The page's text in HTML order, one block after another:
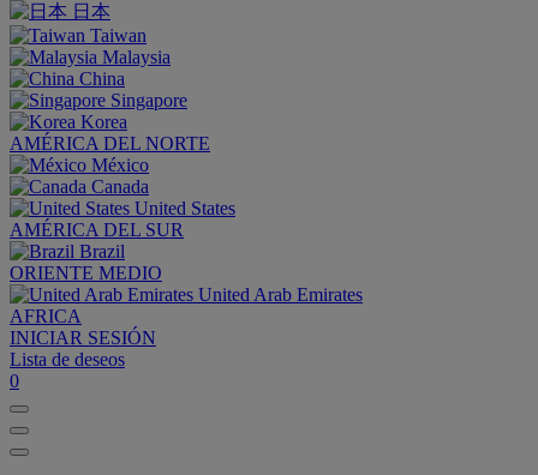
日本
Taiwan
Malaysia
China
Singapore
Korea
AMÉRICA DEL NORTE
México
Canada
United States
AMÉRICA DEL SUR
Brazil
ORIENTE MEDIO
United Arab Emirates
AFRICA
INICIAR SESIÓN
Lista de deseos
0